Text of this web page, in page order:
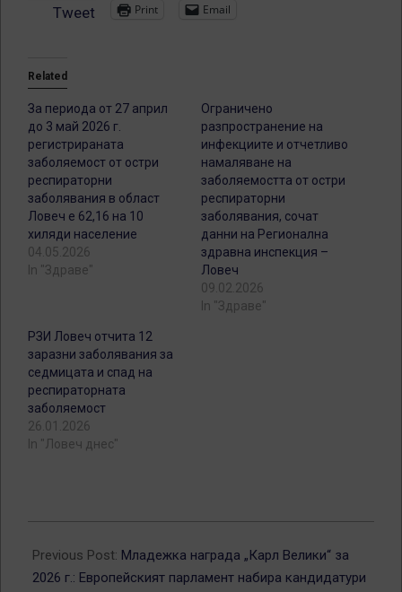
Tweet Print Email
Related
За периода от 27 април
до 3 май 2026 г.
регистрираната
заболяемост от остри
респираторни
заболявания в област
Ловеч е 62,16 на 10
хиляди население
04.05.2026
In "Здраве"
Ограничено
разпространение на
инфекциите и отчетливо
намаляване на
заболяемостта от остри
респираторни
заболявания, сочат
данни на Регионална
здравна инспекция –
Ловеч
09.02.2026
In "Здраве"
РЗИ Ловеч отчита 12
заразни заболявания за
седмицата и спад на
респираторната
заболяемост
26.01.2026
In "Ловеч днес"
01-
19
Previous Post: Младежка награда „Карл Велики“ за
2026 г.: Европейският парламент набира кандидатури